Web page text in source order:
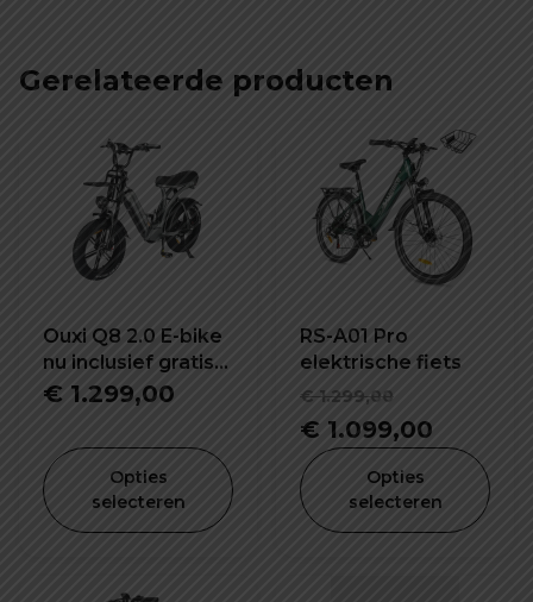
Gerelateerde producten
Ouxi Q8 2.0 E-bike
nu inclusief gratis
voorrekje -
alarm!
€ 1.299,00
Opties
selecteren
RS-A01 Pro
elektrische fiets
€1.299,00
prijs
was:
€
€ 1.099,00
prijs
is:
€
Opties
selecteren